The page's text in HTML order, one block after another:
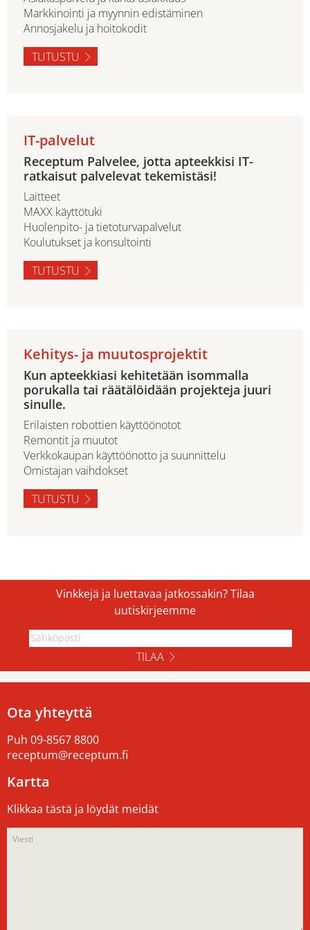
Markkinointi ja myynnin edistäminen
Annosjakelu ja hoitokodit
TUTUSTU
IT-palvelut
Receptum Palvelee, jotta apteekkisi IT-
ratkaisut palvelevat tekemistäsi!
Laitteet
MAXX käyttötuki
Huolenpito- ja tietoturvapalvelut
Koulutukset ja konsultointi
TUTUSTU
Kehitys- ja muutosprojektit
Kun apteekkiasi kehitetään isommalla
porukalla tai räätälöidään projekteja juuri
sinulle.
Erilaisten robottien käyttöönotot
Remontit ja muutot
Verkkokaupan käyttöönotto ja suunnittelu
Omistajan vaihdokset
TUTUSTU
Vinkkejä ja luettavaa jatkossakin? Tilaa
uutiskirjeemme
TILAA
Ota yhteyttä
Puh 09-8567 8800
receptum@receptum.fi
Kartta
Klikkaa tästä ja löydät meidät